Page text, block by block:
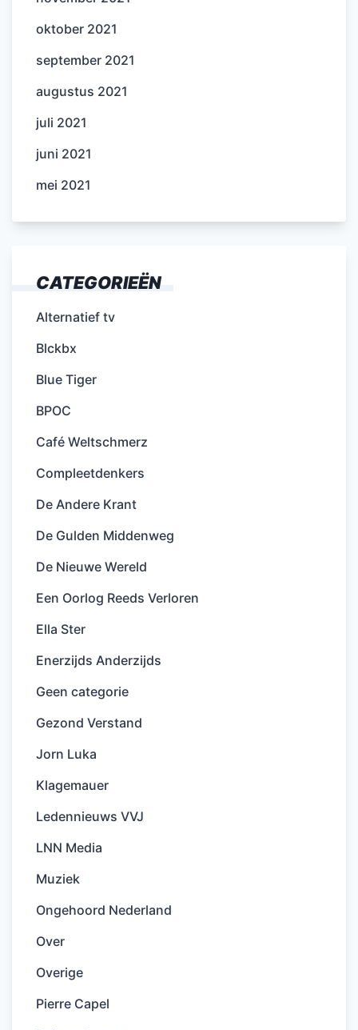
oktober 2021
september 2021
augustus 2021
juli 2021
juni 2021
mei 2021
CATEGORIEËN
Alternatief tv
Blckbx
Blue Tiger
BPOC
Café Weltschmerz
Compleetdenkers
De Andere Krant
De Gulden Middenweg
De Nieuwe Wereld
Een Oorlog Reeds Verloren
Ella Ster
Enerzijds Anderzijds
Geen categorie
Gezond Verstand
Jorn Luka
Klagemauer
Ledennieuws VVJ
LNN Media
Muziek
Ongehoord Nederland
Over
Overige
Pierre Capel